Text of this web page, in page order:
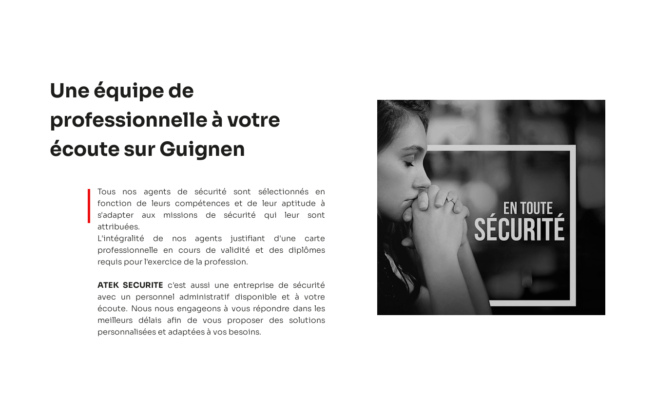
Une équipe de
professionnelle à votre
écoute sur Guignen
Tous nos agents de sécurité sont sélectionnés en
fonction de leurs compétences et de leur aptitude à
s'adapter aux missions de sécurité qui leur sont
attribuées.
L'intégralité de nos agents justifiant d'une carte
professionnelle en cours de validité et des diplômes
requis pour l'exercice de la profession.
ATEK SECURITE c'est aussi une entreprise de sécurité
avec un personnel administratif disponible et à votre
écoute. Nous nous engageons à vous répondre dans les
meilleurs délais afin de vous proposer des solutions
personnalisées et adaptées à vos besoins.